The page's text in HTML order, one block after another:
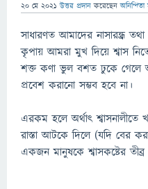
20 মে 2021 উত্তর প্রদান করেছেনঅনিন্দিতা
সাধারণত আমাদের নাসারন্ধ্র
কৃপায় আমরা মুখ দিয়ে শ্বাস নিতে
শক্ত কণা ভুল বশত ঢুকে গেলে
প্রবেশ করানো সম্ভব হবে না।
এরকম হলে অর্থাৎ
রাস্তা আটকে দিলে (যদি বের
একজন মানুষকে শ্বাসকষ্টের তীব্র